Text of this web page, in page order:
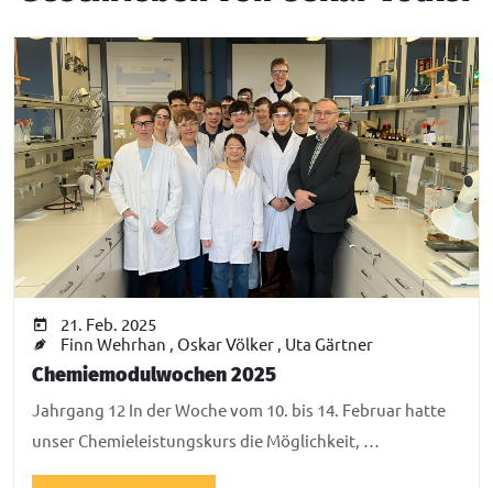
21. Feb. 2025
Finn Wehrhan , Oskar Völker , Uta Gärtner
Chemiemodulwochen 2025
Jahrgang 12 In der Woche vom 10. bis 14. Februar hatte
unser Chemieleistungskurs die Möglichkeit, …